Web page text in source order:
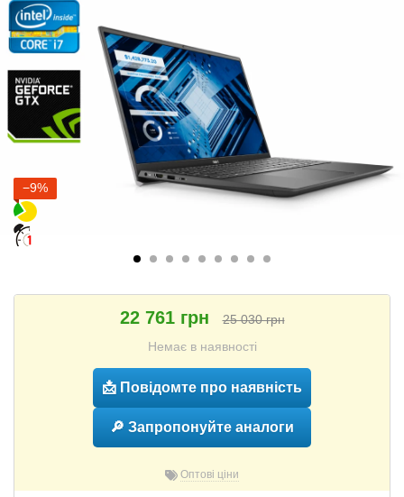
−9%
22 761 грн
25 030 грн
Немає в наявності
📩 Повідомте про наявність
🔎 Запропонуйте аналоги
Оптові ціни